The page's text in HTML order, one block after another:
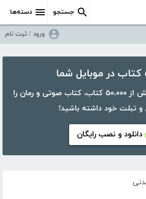
دسته‌ها جستجو
ورود / ثبت نام
با اپلیکیشن کتابراه، بیش از ۵۰،۰۰۰ کتاب، کتاب صوتی و رمان را
و تبلت خود داشته باشید!
دانلود و نصب رایگان